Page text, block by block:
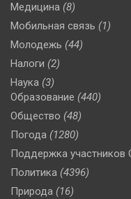
Медицина (8)
Мобильная связь (1)
Молодежь (44)
Налоги (2)
Наука (3)
Образование (440)
Общество (48)
Погода (1280)
Поддержка участников
Политика (4396)
Природа (16)